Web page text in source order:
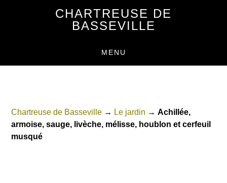
page
CHARTREUSE DE
BASSEVILLE
MENU
Chartreuse de Basseville → Le jardin →Achillée,
armoise, sauge, livèche, mélisse, houblon et cerfeuil
musqué